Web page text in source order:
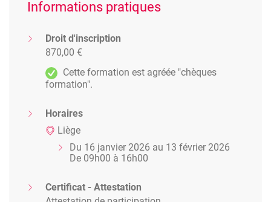
Informations pratiques
Droit d'inscription
870,00 €
Cette formation est agréée "chèques
formation".
Horaires
Liège
Du 16 janvier 2026 au 13 février 2026
De 09h00 à 16h00
Certificat - Attestation